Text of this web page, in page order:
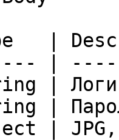
|
|
|
|
| JPG,